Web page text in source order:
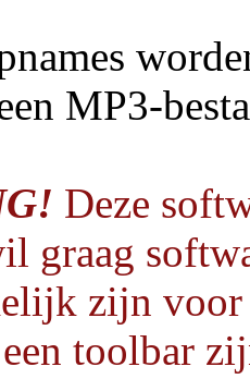
MP3-
Deze
graag
zijn
toolbar